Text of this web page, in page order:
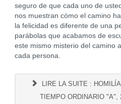
seguro de que cada uno de
nos muestran cómo el camino
la felicidad es diferente de una
parábolas que acabamos de
este mismo misterio del camino
cada persona.
LIRE LA SUITE :
TIEMPO ORDINARIO "A",